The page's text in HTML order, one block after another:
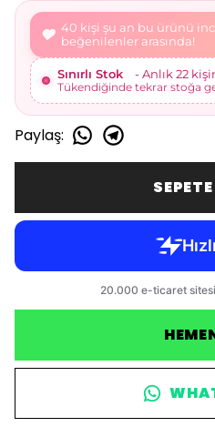
41 kişi şu an bu ürünü
beğenilenler arasında!
Sınırlı Stok
- Anlık 22
Tükendiğinde tekrar stoğa
Paylaş: